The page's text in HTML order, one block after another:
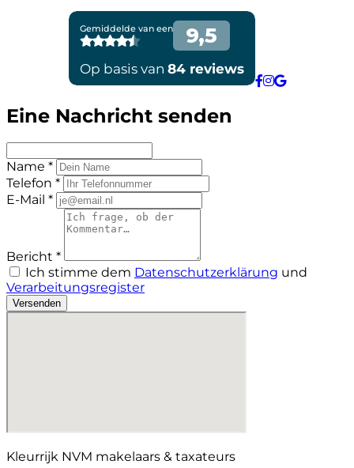
Eine Nachricht senden
Name *
Telefon *
E-Mail *
Bericht *
Ich stimme dem Datenschutzerklärung und
Verarbeitungsregister
Versenden
Kleurrijk NVM makelaars & taxateurs